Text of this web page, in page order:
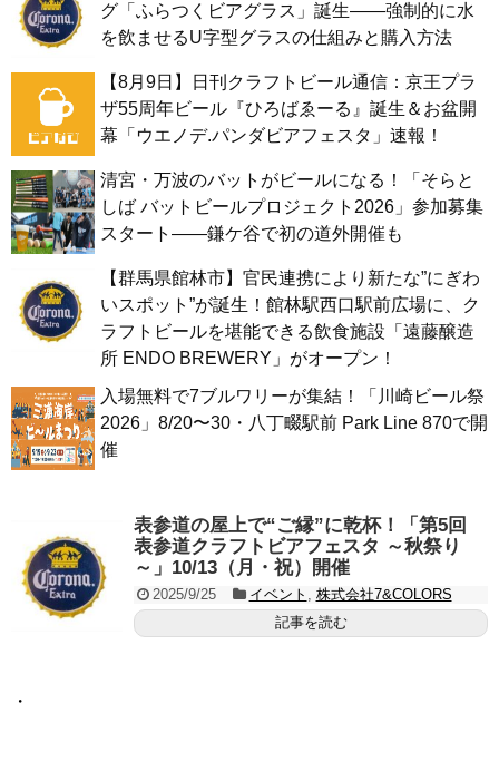
グ「ふらつくビアグラス」誕生——強制的に水
を飲ませるU字型グラスの仕組みと購入方法
【8月9日】日刊クラフトビール通信：京王プラ
ザ55周年ビール『ひろばゑーる』誕生＆お盆開
幕「ウエノデ.パンダビアフェスタ」速報！
清宮・万波のバットがビールになる！「そらと
しば バットビールプロジェクト2026」参加募集
スタート——鎌ケ谷で初の道外開催も
【群馬県館林市】官民連携により新たな”にぎわ
いスポット”が誕生！館林駅西口駅前広場に、ク
ラフトビールを堪能できる飲食施設「遠藤醸造
所 ENDO BREWERY」がオープン！
入場無料で7ブルワリーが集結！「川崎ビール祭
2026」8/20〜30・八丁畷駅前 Park Line 870で開
催
表参道の屋上で“ご縁”に乾杯！「第5回
表参道クラフトビアフェスタ ～秋祭り
～」10/13（月・祝）開催
2025/9/25 イベント , 株式会社7&COLORS
記事を読む
・